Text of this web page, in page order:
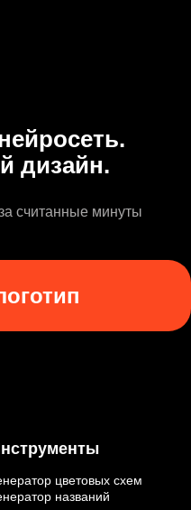
дизайн.
считанные минуты
цветовых схем
названий